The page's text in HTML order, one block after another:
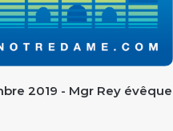
2019 - Mgr Rey évêque